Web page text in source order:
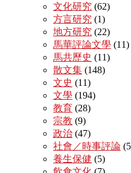
文化研究 (62)
方言研究 (1)
地方研究 (22)
馬華評論文學 (11)
馬共歷史 (11)
散文集 (148)
文史 (11)
文學 (194)
教育 (28)
宗教 (9)
政治 (47)
社會／時事評論
養生保健 (5)